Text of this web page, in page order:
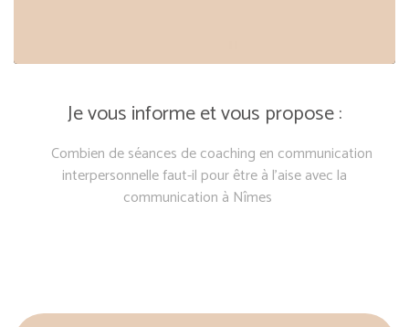
Je vous informe et vous propose :
Combien de séances de coaching en communication
interpersonnelle faut-il pour être à l’aise avec la
communication à Nîmes